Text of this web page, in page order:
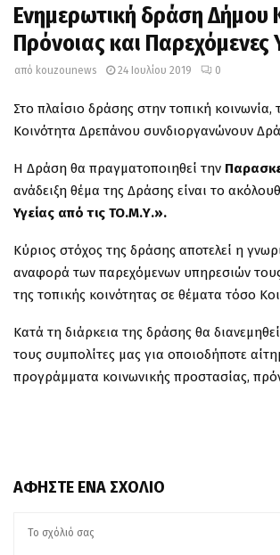
Ενημερωτική δράση Δήμου
Πρόνοιας και Παρεχόμενες
από kouzounews 24 Ιουλίου 2019 0
Στο πλαίσιο δράσης στην τοπική
Κοινότητα Δρεπάνου συνδιοργανώνουν
Η Δράση θα πραγματοποιηθεί την
ανάδειξη θέμα της Δράσης είναι το
Υγείας από τις ΤΟ.Μ.Υ.».
Κύριος στόχος της δράσης αποτελεί η
αναφορά των παρεχόμενων υπηρεσιών
της τοπικής κοινότητας σε θέματα τόσο
Κατά τη διάρκεια της δράσης θα διανεμηθεί
τους συμπολίτες μας για οποιοδήποτε
προγράμματα κοινωνικής προστασίας,
ΑΦΉΣΤΕ ΈΝΑ ΣΧΌΛΙΟ